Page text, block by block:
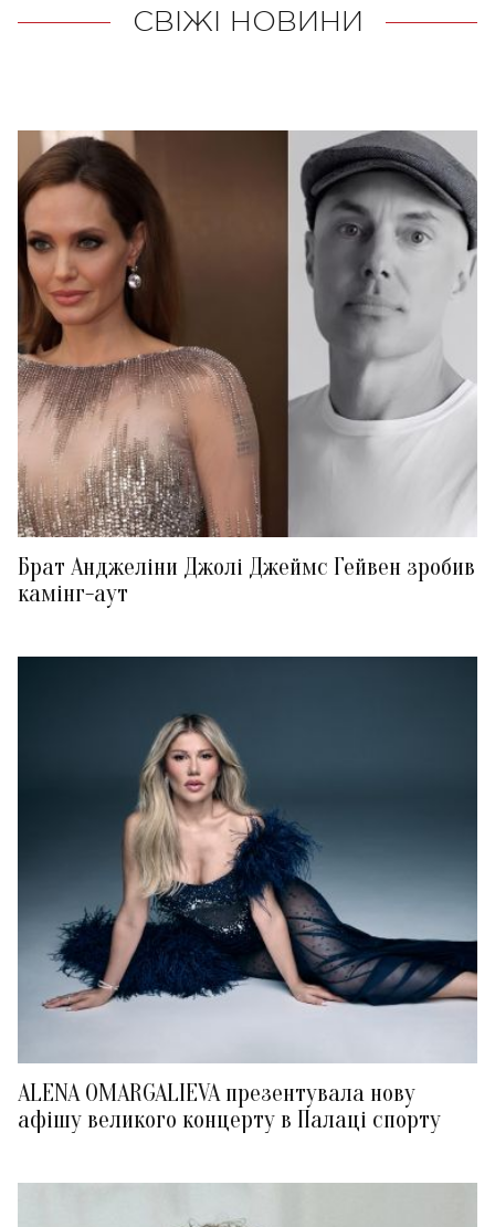
СВІЖІ НОВИНИ
Брат Анджеліни Джолі Джеймс Гейвен зробив
камінг-аут
ALENA OMARGALIEVA презентувала нову
афішу великого концерту в Палаці спорту